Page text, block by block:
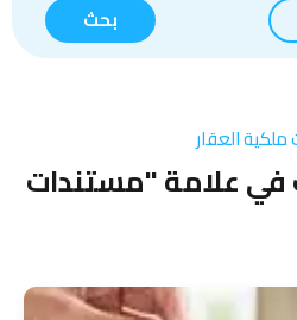
بحث
العقار
في علامة "مستندات